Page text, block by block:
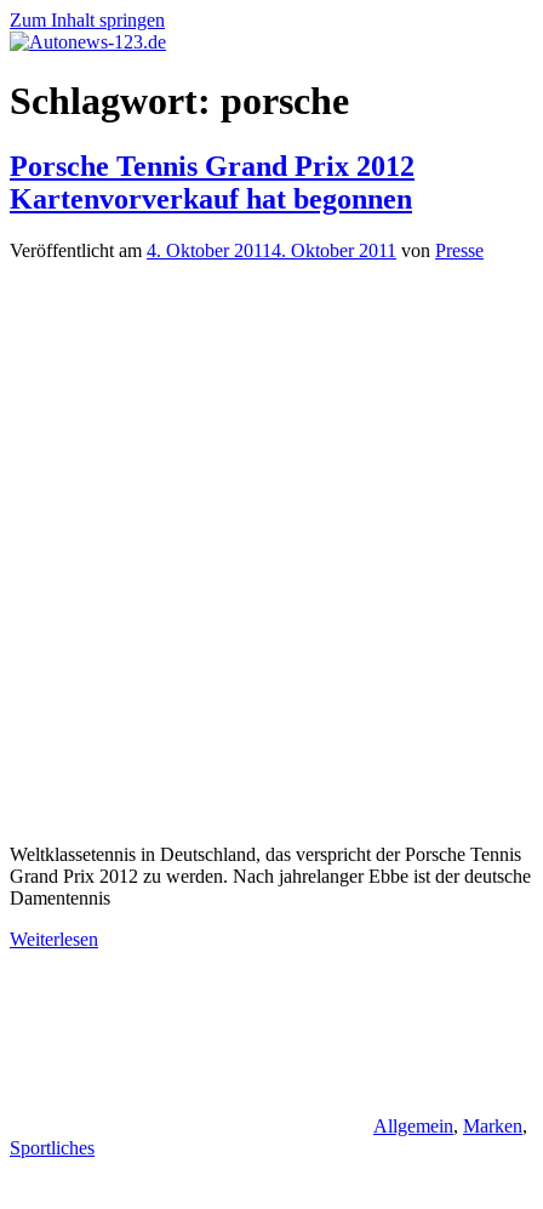
Zum Inhalt springen
Autonews-
123.de
Autonews
mit
Schlagwort: porsche
Porsche Tennis Grand Prix 2012
Kartenvorverkauf hat begonnen
Veröffentlicht am 4. Oktober 20114. Oktober 2011 von Presse
Weltklassetennis in Deutschland, das verspricht der Porsche Tennis
Grand Prix 2012 zu werden. Nach jahrelanger Ebbe ist der deutsche
Damentennis
Weiterlesen
Allgemein, Marken,
Sportliches